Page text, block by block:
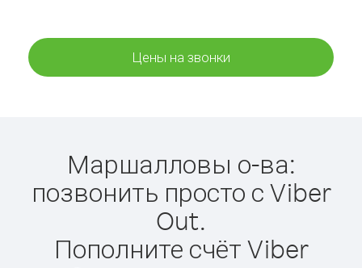
Цены на звонки
Маршалловы о-ва:
позвонить просто с Viber
Out.
Пополните счёт Viber